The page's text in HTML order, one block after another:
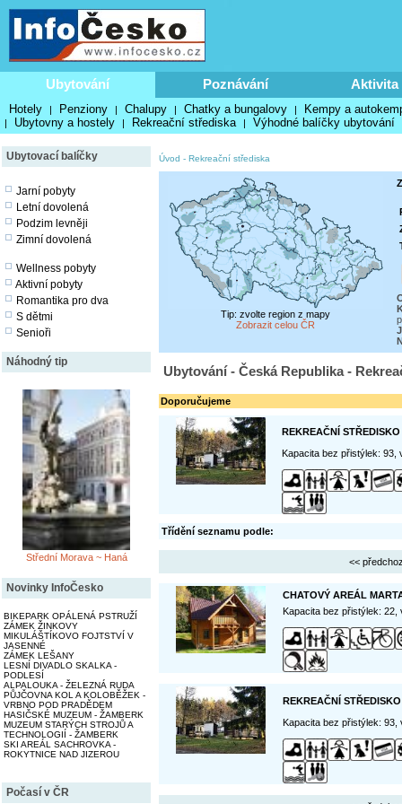
Ubytování Poznávání Aktivita
Hotely | Penziony | Chalupy | Chatky a bungalovy | Kempy a
| Ubytovny a hostely | Rekreační střediska | Výhodné balíčky ubytování
Ubytovací balíčky
Jarní pobyty
Letní dovolená
Podzim levněji
Zimní dovolená
Wellness pobyty
Aktivní pobyty
Romantika pro dva
S dětmi
Senioři
Náhodný tip
Střední Morava ~ Haná
Novinky InfoČesko
BIKEPARK OPÁLENÁ PSTRUŽÍ
ZÁMEK ŽINKOVY
MIKULÁŠTÍKOVO FOJTSTVÍ V
JASENNÉ
ZÁMEK LEŠANY
LESNÍ DIVADLO SKALKA -
PODLESÍ
ALPALOUKA - ŽELEZNÁ RUDA
PŮJČOVNA KOL A KOLOBĚŽEK -
VRBNO POD PRADĚDEM
HASIČSKÉ MUZEUM - ŽAMBERK
MUZEUM STARÝCH STROJŮ A
TECHNOLOGIÍ - ŽAMBERK
SKI AREÁL SACHROVKA -
ROKYTNICE NAD JIZEROU
Počasí v ČR
Úvod - Rekreační střediska
Tip: zvolte region z mapy
Zobrazit celou ČR
Ubytování - Česká Republika -
Doporučujeme
REKREAČNÍ
Kapacita bez přistýlek: 93,
Třídění seznamu podle:
<<
CHATOVÝ AREÁL
Kapacita bez přistýlek:
REKREAČNÍ
Kapacita bez přistýlek: